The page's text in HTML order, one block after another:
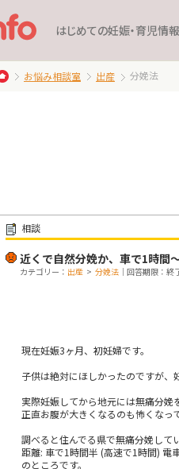
はじめての妊娠・育児情
お悩み相談室 出産 分娩法
相談
近くで自然分娩か、車で1時間
カテゴリー： 出産 > 分娩法 ｜回答期限：
現在妊娠3ヶ月、初妊婦です。
子供は絶対にほしかったのですが
実際妊娠してから地元には無痛分娩
正直お腹が大きくなるのも怖くなっ
調べると住んでる県で無痛分娩して
距離: 車で1時間半 (高速で1時間) 電
のところです。